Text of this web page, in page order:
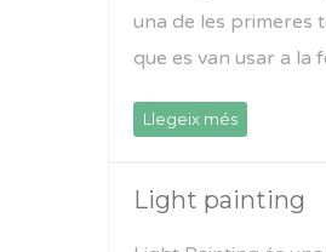
una de les primeres
que es van usar a la
Llegeix més
Light painting